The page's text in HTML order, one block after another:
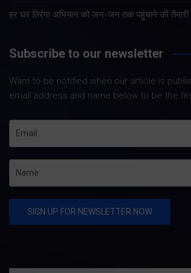
हर घर तिरंगा अभियान को जन-जन तक पहुंचाने की तैयारी
Subscribe to our newsletter
Want to be notified when our article is
email address and name below to be the